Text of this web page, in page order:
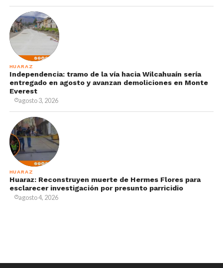
HUARAZ
Independencia: tramo de la vía hacia Wilcahuaín sería
entregado en agosto y avanzan demoliciones en Monte
Everest
agosto 3, 2026
HUARAZ
Huaraz: Reconstruyen muerte de Hermes Flores para
esclarecer investigación por presunto parricidio
agosto 4, 2026